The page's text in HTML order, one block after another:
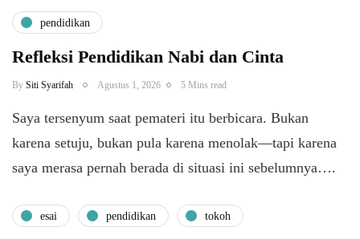
pendidikan
Refleksi Pendidikan Nabi dan Cinta
By Siti Syarifah Agustus 1, 2026 5 Mins read
​Saya tersenyum saat pemateri itu berbicara. Bukan
karena setuju, bukan pula karena menolak—tapi karena
saya merasa pernah berada di situasi ini sebelumnya….
esai pendidikan tokoh